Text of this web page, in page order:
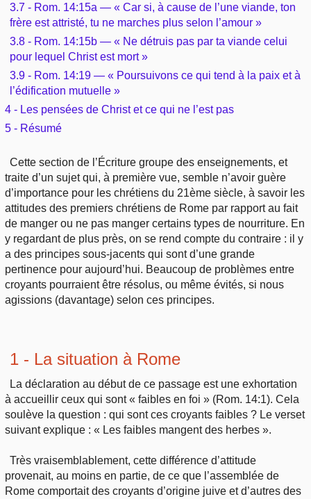
Mariage, famille
Sujets de A à Z
3.7 - Rom. 14:15a — « Car si, à cause de l’une viande, ton
frère est attristé, tu ne marches plus selon l’amour »
3.8 - Rom. 14:15b — « Ne détruis pas par ta viande celui
pour lequel Christ est mort »
3.9 - Rom. 14:19 — « Poursuivons ce qui tend à la paix et à
l’édification mutuelle »
4 - Les pensées de Christ et ce qui ne l’est pas
5 - Résumé
Cette section de l’Écriture groupe des enseignements, et
traite d’un sujet qui, à première vue, semble n’avoir guère
d’importance pour les chrétiens du 21ème siècle, à savoir les
attitudes des premiers chrétiens de Rome par rapport au fait
de manger ou ne pas manger certains types de nourriture. En
y regardant de plus près, on se rend compte du contraire : il y
a des principes sous-jacents qui sont d’une grande
pertinence pour aujourd’hui. Beaucoup de problèmes entre
croyants pourraient être résolus, ou même évités, si nous
agissions (davantage) selon ces principes.
1 - La situation à Rome
La déclaration au début de ce passage est une exhortation
à accueillir ceux qui sont « faibles en foi » (Rom. 14:1). Cela
soulève la question : qui sont ces croyants faibles ? Le verset
suivant explique : « Les faibles mangent des herbes ».
Très vraisemblablement, cette différence d’attitude
provenait, au moins en partie, de ce que l’assemblée de
Rome comportait des croyants d’origine juive et d’autres des